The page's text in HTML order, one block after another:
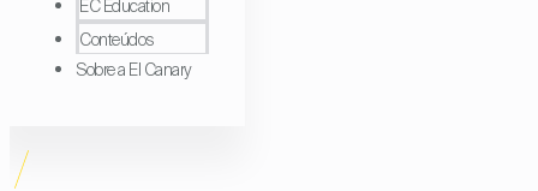
EC Education
Conteúdos
Sobre a El Canary